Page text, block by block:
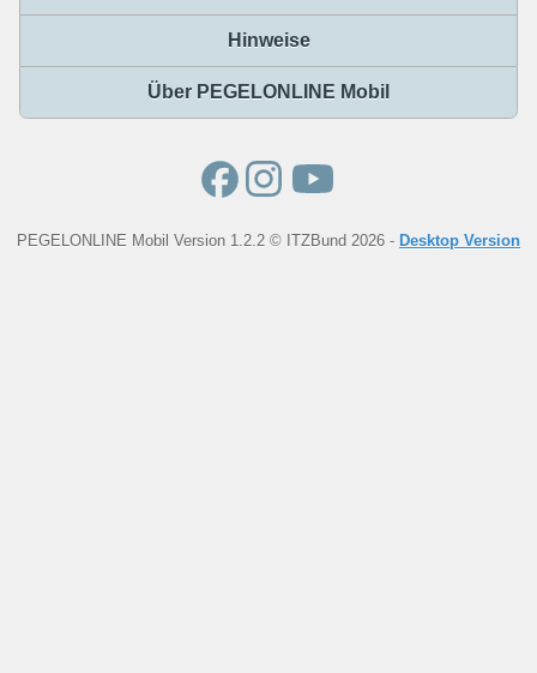
Hinweise
Über PEGELONLINE Mobil
PEGELONLINE Mobil Version 1.2.2 © ITZBund 2026 - Desktop Version